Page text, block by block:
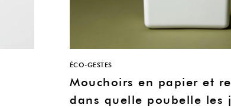
ÉCO-GESTES
Mouchoirs en papier et
dans quelle poubelle les